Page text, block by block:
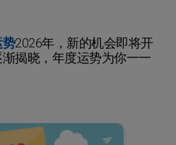
2026年，新的机会即将开
揭晓，年度运势为你一一